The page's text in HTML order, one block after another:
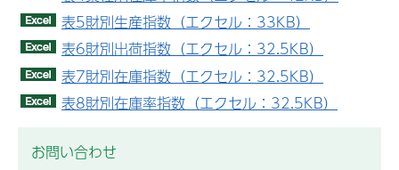
表5財別生産指数（エクセル：33KB）
表6財別出荷指数（エクセル：32.5KB）
表7財別在庫指数（エクセル：32.5KB）
表8財別在庫率指数（エクセル：32.5KB）
お問い合わせ